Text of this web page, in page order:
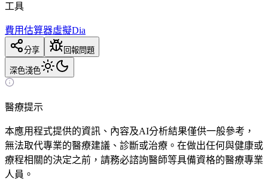
工具
費用估算器虛擬Dia
分享 回報問題
深色淺色
醫療提示
本應用程式提供的資訊、內容及AI分析結果僅供一般參考，
無法取代專業的醫療建議、診斷或治療。在做出任何與健康或
療程相關的決定之前，請務必諮詢醫師等具備資格的醫療專業
人員。